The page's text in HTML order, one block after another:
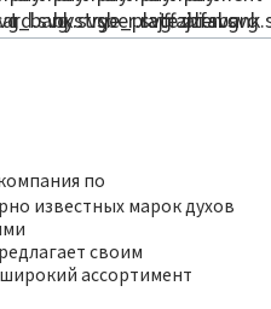
по
известных марок духов
своим
ассортимент